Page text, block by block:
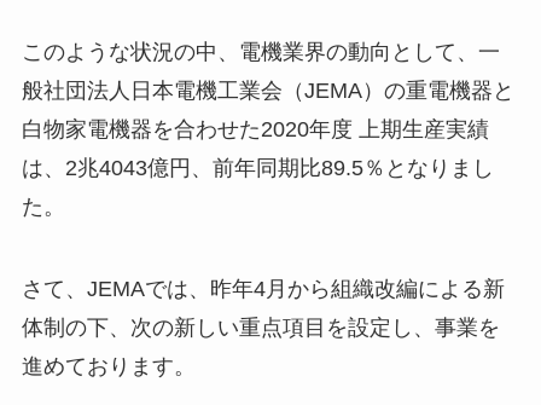
このような状況の中、電機業界の動向として、一
般社団法人日本電機工業会（JEMA）の重電機器と
白物家電機器を合わせた2020年度 上期生産実績
は、2兆4043億円、前年同期比89.5％となりまし
た。
さて、JEMAでは、昨年4月から組織改編による新
体制の下、次の新しい重点項目を設定し、事業を
進めております。